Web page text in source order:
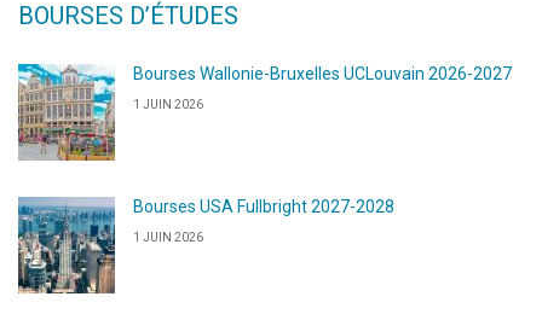
BOURSES D’ÉTUDES
Bourses Wallonie-Bruxelles UCLouvain 2026-2027
1 JUIN 2026
Bourses USA Fullbright 2027-2028
1 JUIN 2026